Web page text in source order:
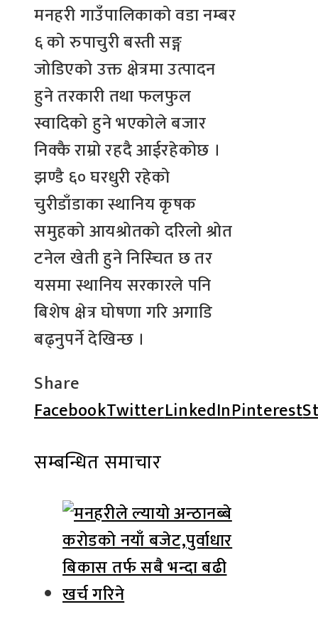
मनहरी गाउँपालिकाको वडा नम्बर
६ को रुपाचुरी बस्ती सङ्ग
जोडिएको उक्त क्षेत्रमा उत्पादन
हुने तरकारी तथा फलफुल
स्वादिको हुने भएकोले बजार
निक्कै राम्रो रहदै आईरहेकोछ ।
झण्डै ६० घरधुरी रहेको
चुरीडाँडाका स्थानिय कृषक
समुहको आयश्रोतको दरिलो श्रोत
टनेल खेती हुने निस्चित छ तर
यसमा स्थानिय सरकारले पनि
बिशेष क्षेत्र घोषणा गरि अगाडि
बढ्नुपर्ने देखिन्छ ।
Share
FacebookTwitterLinkedInPinterest
सम्बन्धित समाचार